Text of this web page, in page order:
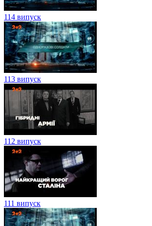
114 випуск
113 випуск
112 випуск
111 випуск